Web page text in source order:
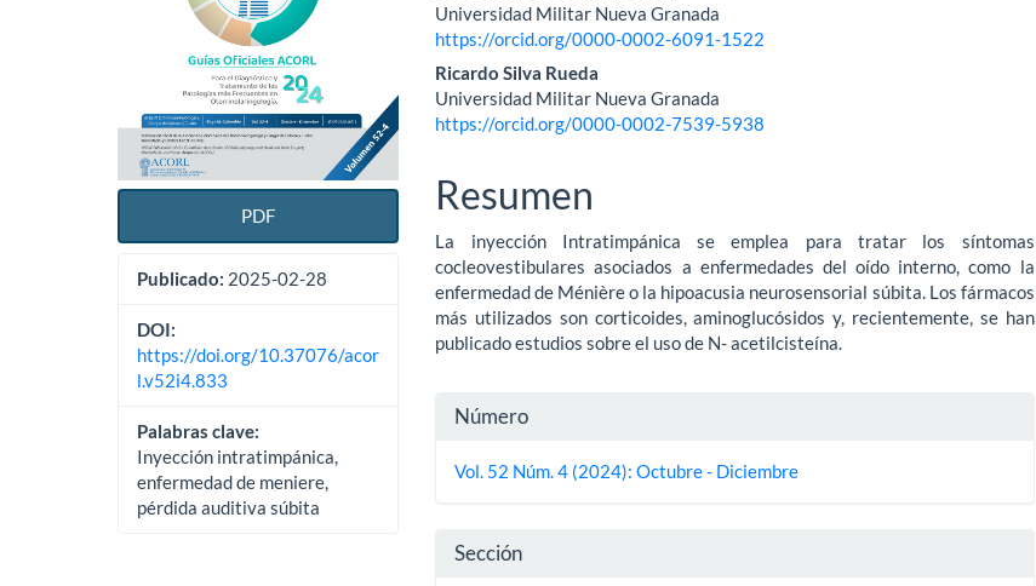
PDF
Publicado: 2025-02-28
DOI:
https://doi.org/10.37076/acor
l.v52i4.833
Palabras clave:
Inyección intratimpánica,
enfermedad de meniere,
pérdida auditiva súbita
Universidad Militar Nueva Granada
https://orcid.org/0000-0002-6091-1522
Ricardo Silva Rueda
Universidad Militar Nueva Granada
https://orcid.org/0000-0002-7539-5938
Resumen
La inyección Intratimpánica se emplea para tratar los síntomas
cocleovestibulares asociados a enfermedades del oído interno, como la
enfermedad de Ménière o la hipoacusia neurosensorial súbita. Los fármacos
más utilizados son corticoides, aminoglucósidos y, recientemente, se han
publicado estudios sobre el uso de N- acetilcisteína.
Detalles
del
Número
Vol. 52 Núm. 4 (2024): Octubre - Diciembre
Sección